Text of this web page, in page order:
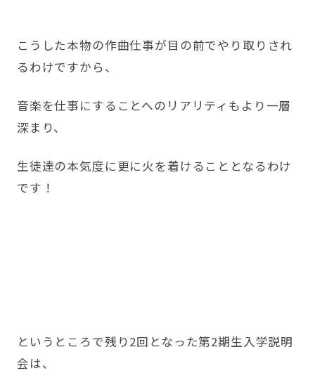
こうした本物の作曲仕事が目の前でやり取りされ
るわけですから、
音楽を仕事にすることへのリアリティもより一層
深まり、
生徒達の本気度に更に火を着けることとなるわけ
です！
というところで残り2回となった第2期生入学説明
会は、